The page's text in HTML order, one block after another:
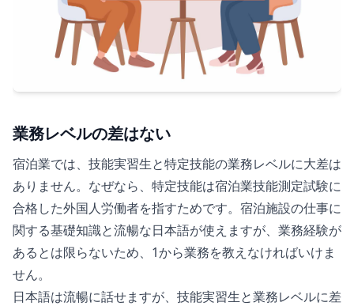
業務レベルの差はない
宿泊業では、技能実習生と特定技能の業務レベルに大差は
ありません。なぜなら、特定技能は宿泊業技能測定試験に
合格した外国人労働者を指すためです。宿泊施設の仕事に
関する基礎知識と流暢な日本語が使えますが、業務経験が
あるとは限らないため、1から業務を教えなければいけま
せん。
日本語は流暢に話せますが、技能実習生と業務レベルに差